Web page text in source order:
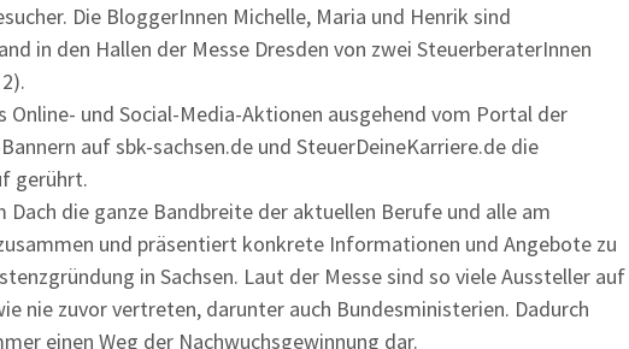
Die BloggerInnen Michelle, Maria und Henrik sind
in den Hallen der Messe Dresden von zwei SteuerberaterInnen
und Social-Media-Aktionen ausgehend vom Portal der
auf sbk-sachsen.de und SteuerDeineKarriere.de die
gerührt.
die ganze Bandbreite der aktuellen Berufe und alle am
und präsentiert konkrete Informationen und Angebote zu
in Sachsen. Laut der Messe sind so viele Aussteller auf
nie zuvor vertreten, darunter auch Bundesministerien. Dadurch
einen Weg der Nachwuchsgewinnung dar.